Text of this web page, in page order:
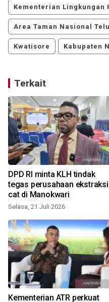
Kementerian Lingkungan
Area Taman Nasional
Kwatisore Kabupaten
Terkait
DPD RI minta KLH tindak
tegas perusahaan ekstraksi
cat di Manokwari
Selasa, 21 Juli 2026
Kementerian ATR perkuat